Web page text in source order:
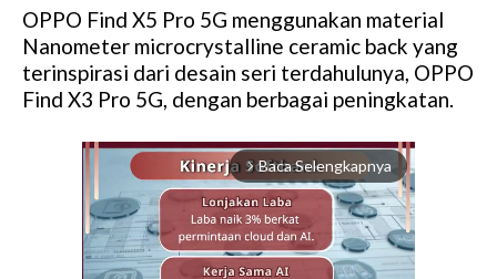
OPPO Find X5 Pro 5G menggunakan material
Nanometer microcrystalline ceramic back yang
terinspirasi dari desain seri terdahulunya, OPPO
Find X3 Pro 5G, dengan berbagai peningkatan.
arrow_forward_ios Baca Selengkapnya